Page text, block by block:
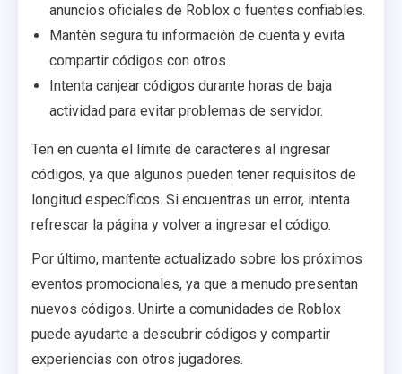
anuncios oficiales de Roblox o fuentes confiables.
Mantén segura tu información de cuenta y evita
compartir códigos con otros.
Intenta canjear códigos durante horas de baja
actividad para evitar problemas de servidor.
Ten en cuenta el límite de caracteres al ingresar
códigos, ya que algunos pueden tener requisitos de
longitud específicos. Si encuentras un error, intenta
refrescar la página y volver a ingresar el código.
Por último, mantente actualizado sobre los próximos
eventos promocionales, ya que a menudo presentan
nuevos códigos. Unirte a comunidades de Roblox
puede ayudarte a descubrir códigos y compartir
experiencias con otros jugadores.